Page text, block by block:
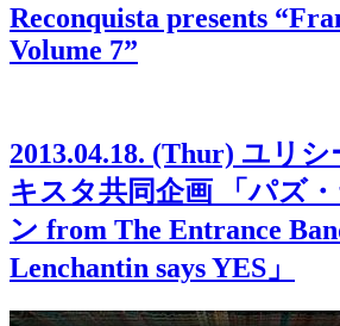
Reconquista presents
Volume 7”
2013.04.18. (Thur) ユリ
キスタ共同企画 「パズ
ン from The Entrance
Lenchantin says YES」